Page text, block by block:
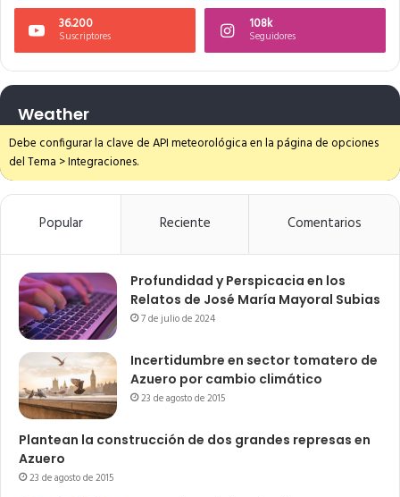
36.200
Suscriptores
108k
Seguidores
Weather
Debe configurar la clave de API meteorológica en la página de opciones
del Tema > Integraciones.
Popular Reciente Comentarios
Profundidad y Perspicacia en los
Relatos de José María Mayoral Subias
7 de julio de 2024
Incertidumbre en sector tomatero de
Azuero por cambio climático
23 de agosto de 2015
Plantean la construcción de dos grandes represas en
Azuero
23 de agosto de 2015